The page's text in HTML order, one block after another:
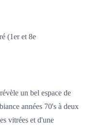
(1er et 8e
un bel espace de
années 70's à deux
vitrées et d'une